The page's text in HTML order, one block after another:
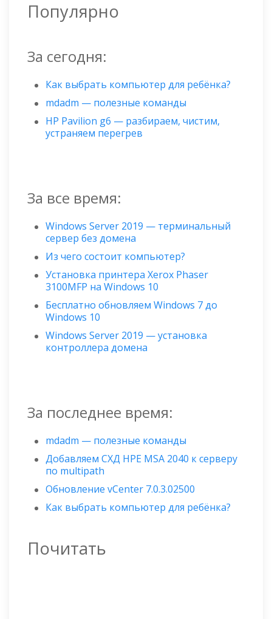
Популярно
За сегодня:
Как выбрать компьютер для ребёнка?
mdadm — полезные команды
HP Pavilion g6 — разбираем, чистим,
устраняем перегрев
За все время:
Windows Server 2019 — терминальный
сервер без домена
Из чего состоит компьютер?
Установка принтера Xerox Phaser
3100MFP на Windows 10
Бесплатно обновляем Windows 7 до
Windows 10
Windows Server 2019 — установка
контроллера домена
За последнее время:
mdadm — полезные команды
Добавляем СХД HPE MSA 2040 к серверу
по multipath
Обновление vCenter 7.0.3.02500
Как выбрать компьютер для ребёнка?
Почитать